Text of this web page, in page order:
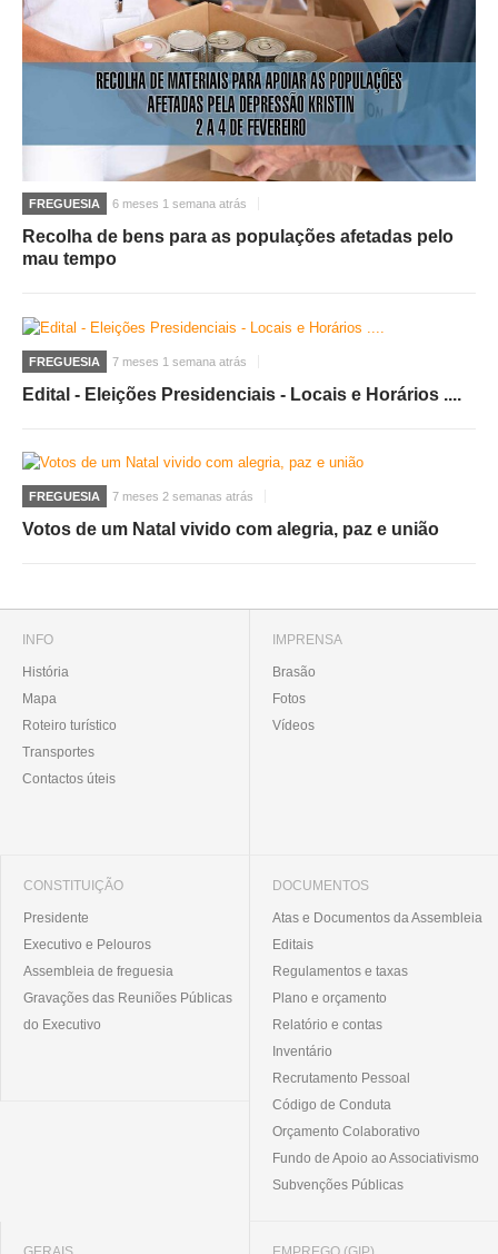
FREGUESIA 6 meses 1 semana atrás
Recolha de bens para as populações afetadas pelo
mau tempo
FREGUESIA 7 meses 1 semana atrás
Edital - Eleições Presidenciais - Locais e Horários ....
FREGUESIA 7 meses 2 semanas atrás
Votos de um Natal vivido com alegria, paz e união
INFO
História
Mapa
Roteiro turístico
Transportes
Contactos úteis
IMPRENSA
Brasão
Fotos
Vídeos
CONSTITUIÇÃO
Presidente
Executivo e Pelouros
Assembleia de freguesia
Gravações das Reuniões Públicas
do Executivo
DOCUMENTOS
Atas e Documentos da Assembleia
Editais
Regulamentos e taxas
Plano e orçamento
Relatório e contas
Inventário
Recrutamento Pessoal
Código de Conduta
Orçamento Colaborativo
Fundo de Apoio ao Associativismo
Subvenções Públicas